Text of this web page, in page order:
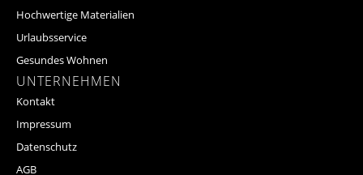
Hochwertige Materialien
Urlaubsservice
Gesundes Wohnen
UNTERNEHMEN
Kontakt
Impressum
Datenschutz
AGB